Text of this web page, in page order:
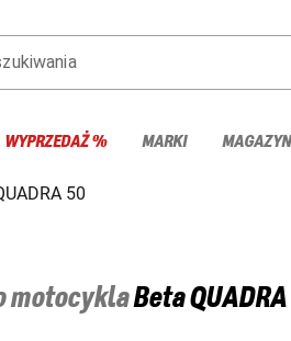
WYPRZEDAŻ % MARKI MAGAZYN
50
motocyklaBeta